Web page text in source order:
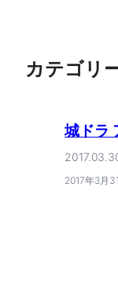
カテゴリ
城ドラ
2017年3月